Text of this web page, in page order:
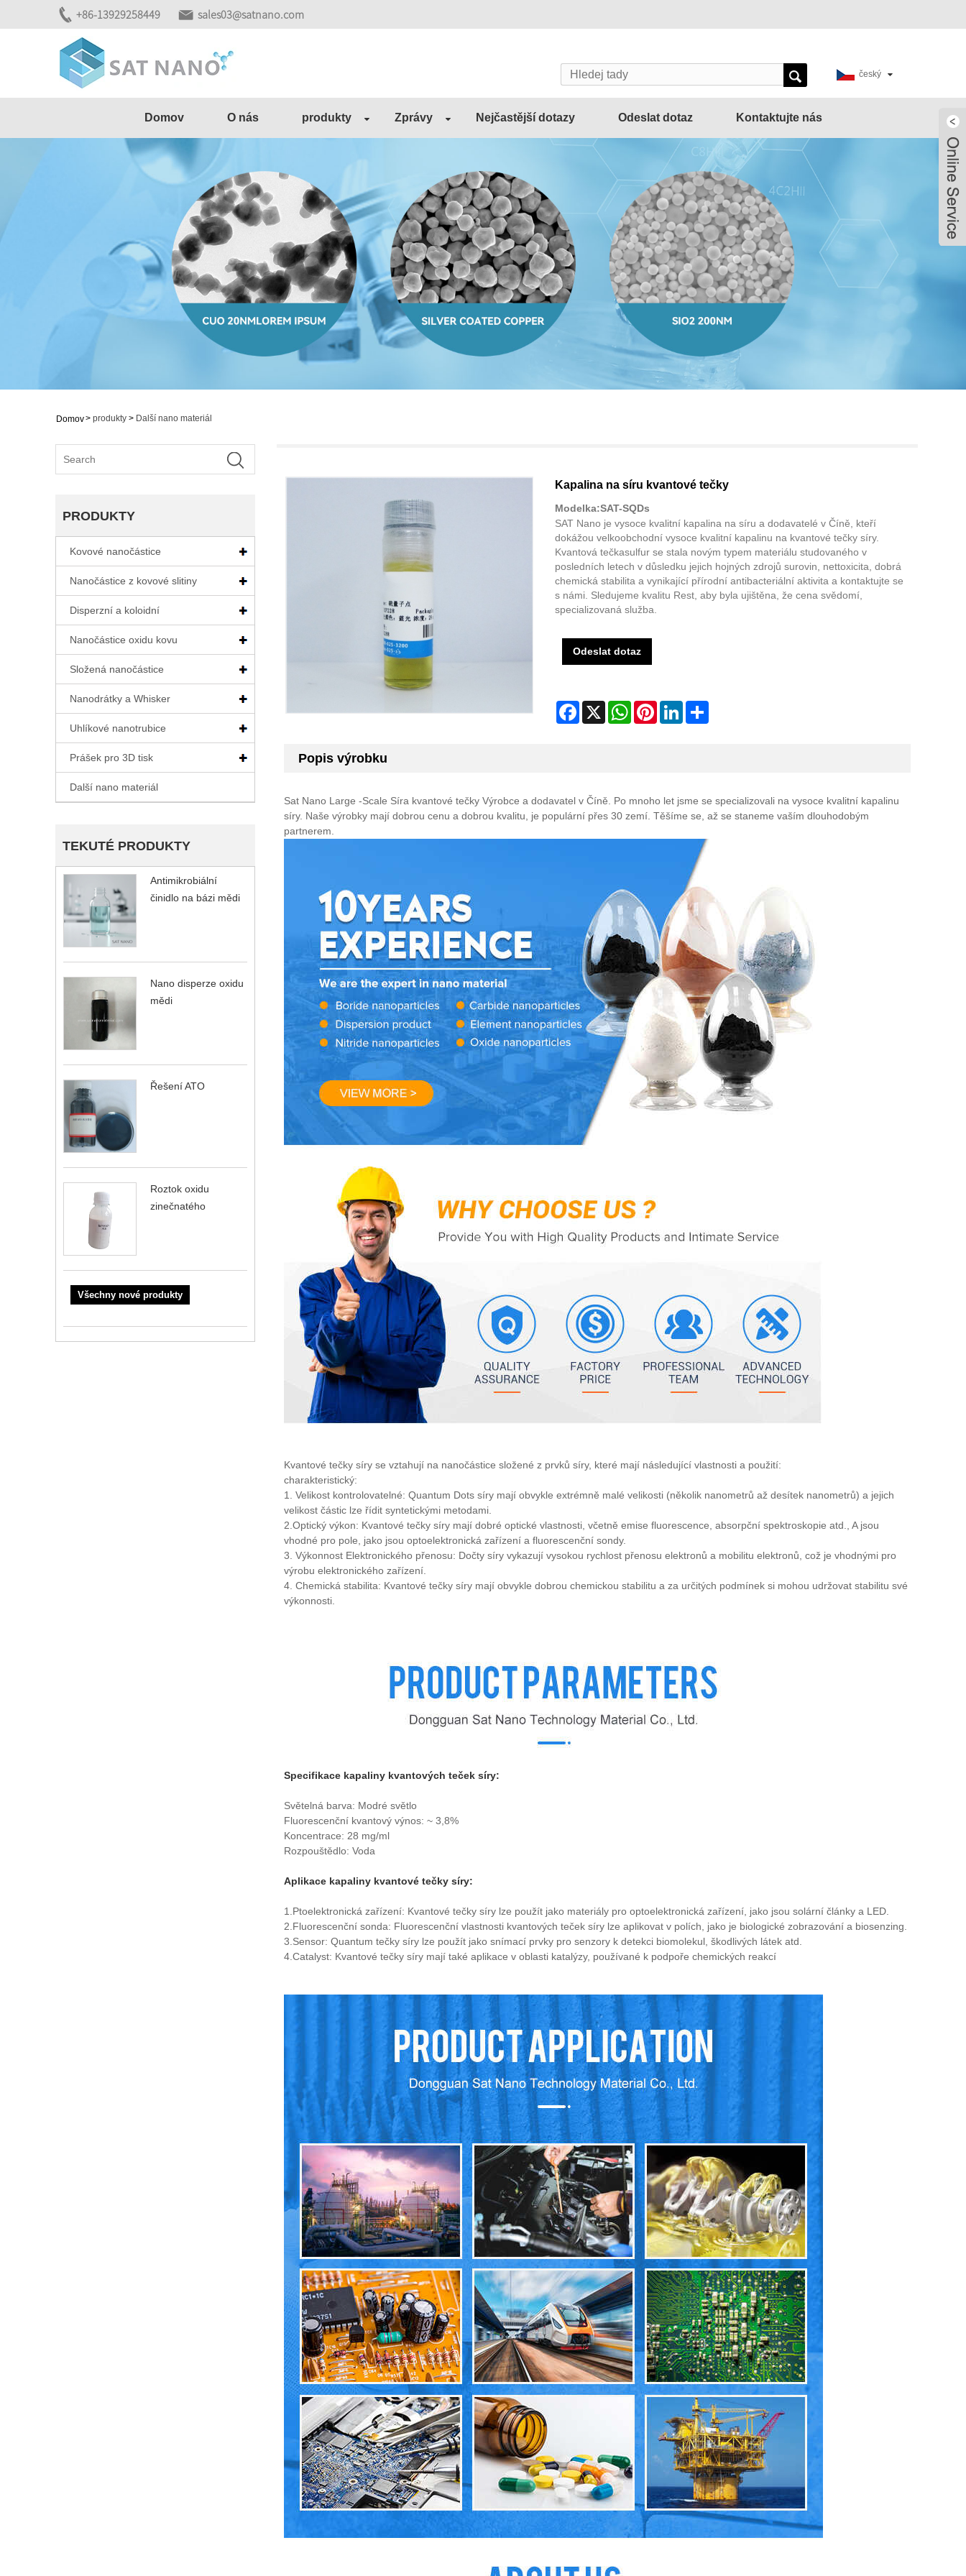
+86-13929258449 sales03@satnano.com
český
Domov O nás produkty Zprávy Nejčastější dotazy Odeslat dotaz Kontaktujte nás
Domov> produkty > Další nano materiál
PRODUKTY
Kovové nanočástice
Nanočástice z kovové slitiny
Disperzní a koloidní
Nanočástice oxidu kovu
Složená nanočástice
Nanodrátky a Whisker
Uhlíkové nanotrubice
Prášek pro 3D tisk
Další nano materiál
TEKUTÉ PRODUKTY
Antimikrobiální
činidlo na bázi mědi
Nano disperze oxidu
mědi
Řešení ATO
Roztok oxidu
zinečnatého
Všechny nové produkty
Kapalina na síru kvantové tečky
Modelka:SAT-SQDs
SAT Nano je vysoce kvalitní kapalina na síru a dodavatelé v Číně, kteří
dokážou velkoobchodní vysoce kvalitní kapalinu na kvantové tečky síry.
Kvantová tečkasulfur se stala novým typem materiálu studovaného v
posledních letech v důsledku jejich hojných zdrojů surovin, nettoxicita, dobrá
chemická stabilita a vynikající přírodní antibacteriální aktivita a kontaktujte se
s námi. Sledujeme kvalitu Rest, aby byla ujištěna, že cena svědomí,
specializovaná služba.
Odeslat dotaz
Facebook
X WhatsAppPinterestLinkedInShare
Popis výrobku
Sat Nano Large -Scale Síra kvantové tečky Výrobce a dodavatel v Číně. Po mnoho let jsme se specializovali na vysoce kvalitní kapalinu
síry. Naše výrobky mají dobrou cenu a dobrou kvalitu, je populární přes 30 zemí. Těšíme se, až se staneme vaším dlouhodobým
partnerem.
Kvantové tečky síry se vztahují na nanočástice složené z prvků síry, které mají následující vlastnosti a použití:
charakteristický:
1. Velikost kontrolovatelné: Quantum Dots síry mají obvykle extrémně malé velikosti (několik nanometrů až desítek nanometrů) a jejich
velikost částic lze řídit syntetickými metodami.
2.Optický výkon: Kvantové tečky síry mají dobré optické vlastnosti, včetně emise fluorescence, absorpční spektroskopie atd., A jsou
vhodné pro pole, jako jsou optoelektronická zařízení a fluorescenční sondy.
3. Výkonnost Elektronického přenosu: Dočty síry vykazují vysokou rychlost přenosu elektronů a mobilitu elektronů, což je vhodnými pro
výrobu elektronického zařízení.
4. Chemická stabilita: Kvantové tečky síry mají obvykle dobrou chemickou stabilitu a za určitých podmínek si mohou udržovat stabilitu své
výkonnosti.
Specifikace kapaliny kvantových teček síry:
Světelná barva: Modré světlo
Fluorescenční kvantový výnos: ~ 3,8%
Koncentrace: 28 mg/ml
Rozpouštědlo: Voda
Aplikace kapaliny kvantové tečky síry:
1.Ptoelektronická zařízení: Kvantové tečky síry lze použít jako materiály pro optoelektronická zařízení, jako jsou solární články a LED.
2.Fluorescenční sonda: Fluorescenční vlastnosti kvantových teček síry lze aplikovat v polích, jako je biologické zobrazování a biosenzing.
3.Sensor: Quantum tečky síry lze použít jako snímací prvky pro senzory k detekci biomolekul, škodlivých látek atd.
4.Catalyst: Kvantové tečky síry mají také aplikace v oblasti katalýzy, používané k podpoře chemických reakcí